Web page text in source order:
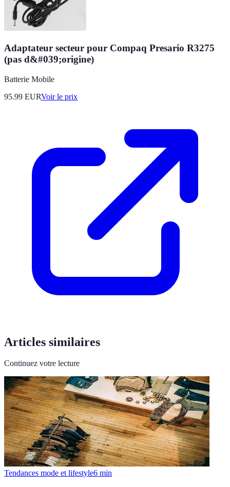
Adaptateur secteur pour Compaq Presario R3275
(pas d&#039;origine)
Batterie Mobile
95.99 EURVoir le prix
Articles similaires
Continuez votre lecture
Tendances mode et lifestyle6 min